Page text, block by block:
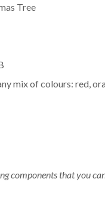
Tree
mix of colours: red,
components that you